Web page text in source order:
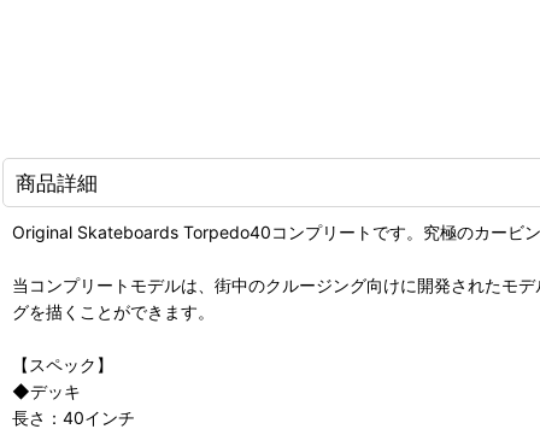
商品詳細
Original Skateboards Torpedo40コンプリートです。究極のカービ
当コンプリートモデルは、街中のクルージング向けに開発されたモ
グを描くことができます。
【スペック】
◆デッキ
長さ：40インチ